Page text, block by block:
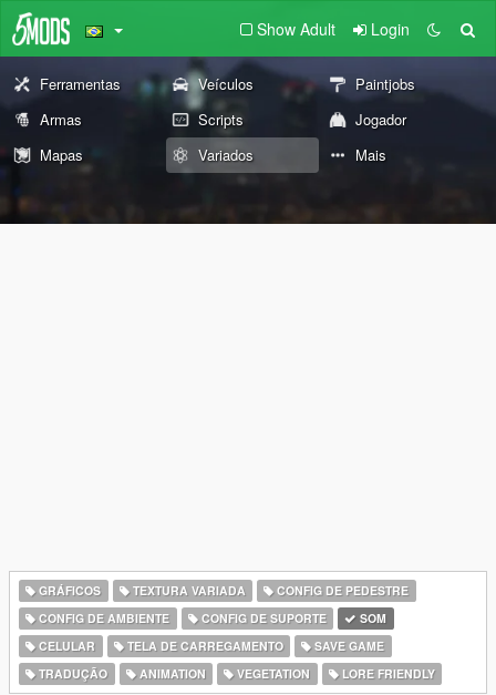
Show Adult Login
Ferramentas Veículos
Paintjobs
Armas
Scripts
Jogador
Mapas
Variados Mais
GRÁFICOS TEXTURA VARIADA
CONFIG DE PEDESTRE
CONFIG DE AMBIENTE
CONFIG DE SUPORTE
SOM
CELULAR
TELA DE CARREGAMENTO
SAVE GAME
TRADUÇÃO
ANIMATION VEGETATION LORE FRIENDLY